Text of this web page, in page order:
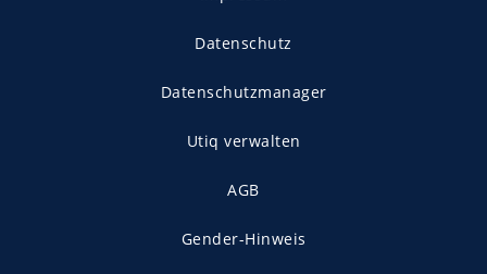
Datenschutz
Datenschutzmanager
Utiq verwalten
AGB
Gender-Hinweis